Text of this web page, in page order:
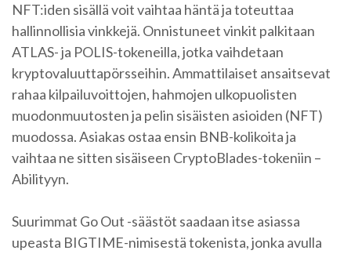
NFT:iden sisällä voit vaihtaa häntä ja toteuttaa
hallinnollisia vinkkejä. Onnistuneet vinkit palkitaan
ATLAS- ja POLIS-tokeneilla, jotka vaihdetaan
kryptovaluuttapörsseihin. Ammattilaiset ansaitsevat
rahaa kilpailuvoittojen, hahmojen ulkopuolisten
muodonmuutosten ja pelin sisäisten asioiden (NFT)
muodossa. Asiakas ostaa ensin BNB-kolikoita ja
vaihtaa ne sitten sisäiseen CryptoBlades-tokeniin –
Abilityyn.
Suurimmat Go Out -säästöt saadaan itse asiassa
upeasta BIGTIME-nimisestä tokenista, jonka avulla